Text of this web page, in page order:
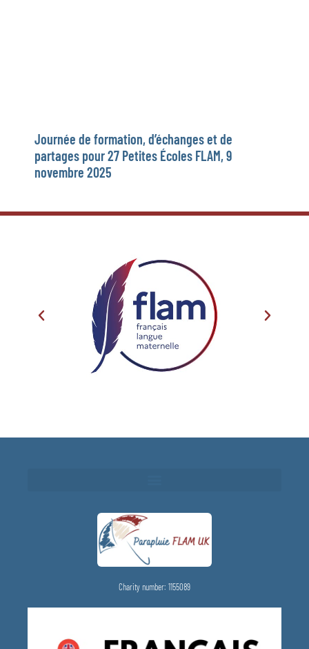
Journée de formation, d’échanges et de
partages pour 27 Petites Écoles FLAM, 9
novembre 2025
Charity number: 1155089